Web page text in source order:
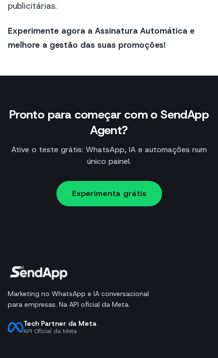
publicitárias.
Experimente agora a Assinatura Automática e
melhore a gestão das suas promoções!
Pronto para começar com o SendApp
Agent?
Ative o teste grátis: WhatsApp, IA e automações num
único painel.
Experimenta grátis
Marketing no WhatsApp e IA conversacional
para empresas. Na API oficial da Meta.
Tech Partner da Meta
API Oficial da Meta